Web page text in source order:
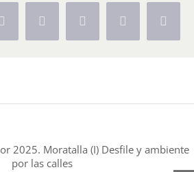
Reddit LinkedInTumblr PinterestVk